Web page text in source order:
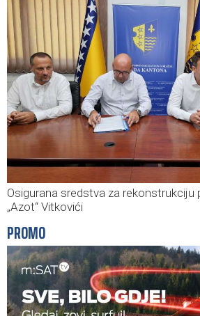
Osigurana sredstva za rekonstrukciju
„Azot“ Vitkovići
PROMO